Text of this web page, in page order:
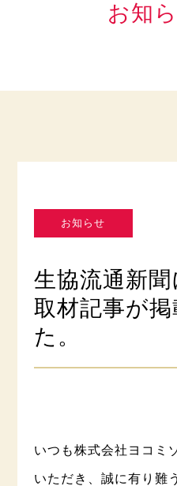
お知
お知らせ
生協流通新
取材記事が
た。
いつも株式会社ヨコミ
いただき、誠に有り難